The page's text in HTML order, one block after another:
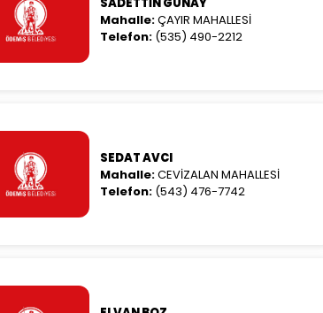
Mahalle:ÇAYIR MAHALLESİ
Telefon: (535) 490-2212
SEDAT AVCI
Mahalle:CEVİZALAN MAHALLESİ
Telefon: (543) 476-7742